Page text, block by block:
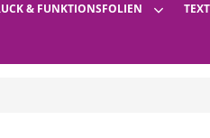
& FUNKTIONSFOLIEN